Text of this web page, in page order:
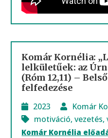
Komár Kornélia:
lelkületűek: az
(Róm 12,11) –
felfedezése
2023
Komár
motiváció,vezetés,
Komár Kornélia